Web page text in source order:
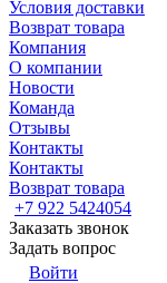
Условия доставки
Возврат товара
Компания
О компании
Новости
Команда
Отзывы
Контакты
Контакты
Возврат товара
+7 922 5424054
Заказать звонок
Задать вопрос
Войти